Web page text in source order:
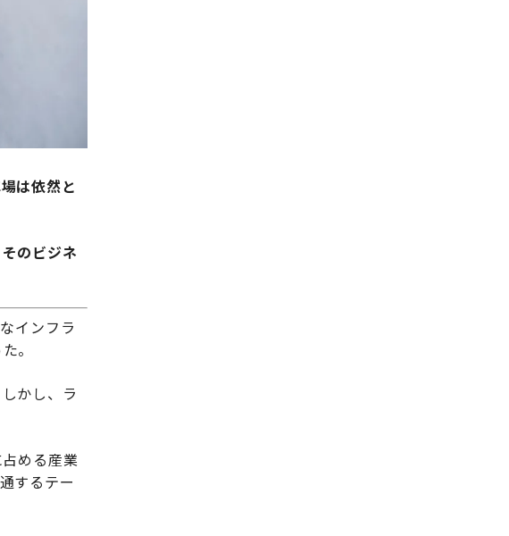
は依然と
のビジネ
インフラ
。
かし、ラ
める産業
するテー